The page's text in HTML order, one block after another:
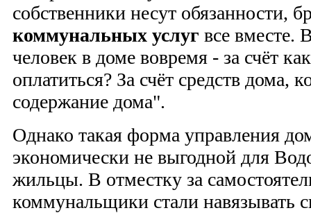
собственники несут обязанности,
коммунальных услуг все вместе.
человек в доме вовремя - за счёт
оплатиться? За счёт средств дома,
содержание дома".
Однако такая форма управления
экономически не выгодной для
жильцы. В отместку за
коммунальщики стали навязывать